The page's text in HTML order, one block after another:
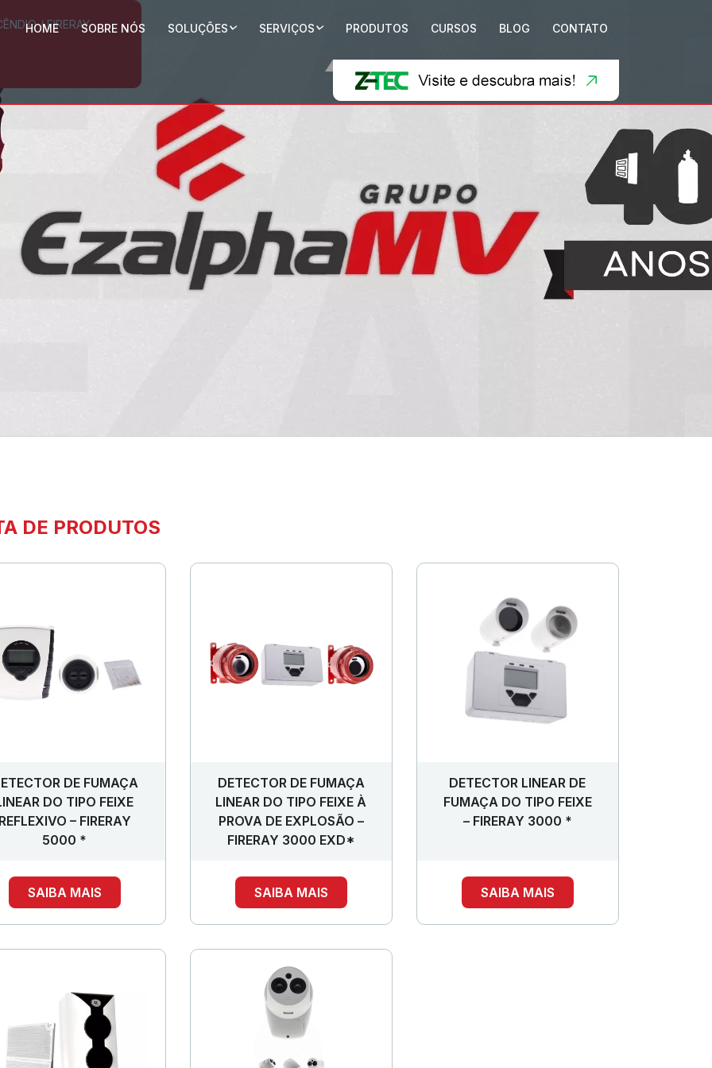
HOME SOBRE NÓS SOLUÇÕES SERVIÇOS PRODUTOS CURSOS BLOG CONTATO
/ FIRERAY
DE PRODUTOS
DE FUMAÇA
DO TIPO FEIXE
– FIRERAY
5000 *
SAIBA MAIS
DETECTOR DE FUMAÇA
LINEAR DO TIPO FEIXE À
PROVA DE EXPLOSÃO –
FIRERAY 3000 EXD*
SAIBA MAIS
DETECTOR LINEAR DE
FUMAÇA DO TIPO FEIXE
– FIRERAY 3000 *
SAIBA MAIS